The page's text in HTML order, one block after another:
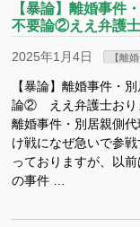
【暴論】離婚事件
不要論②ええ弁護
2025年1月4日 【離
【暴論】離婚事件・
論② ええ弁護士おり
離婚事件・別居親側
け戦になぜ急いで参
っておりますが、以
の事件 …